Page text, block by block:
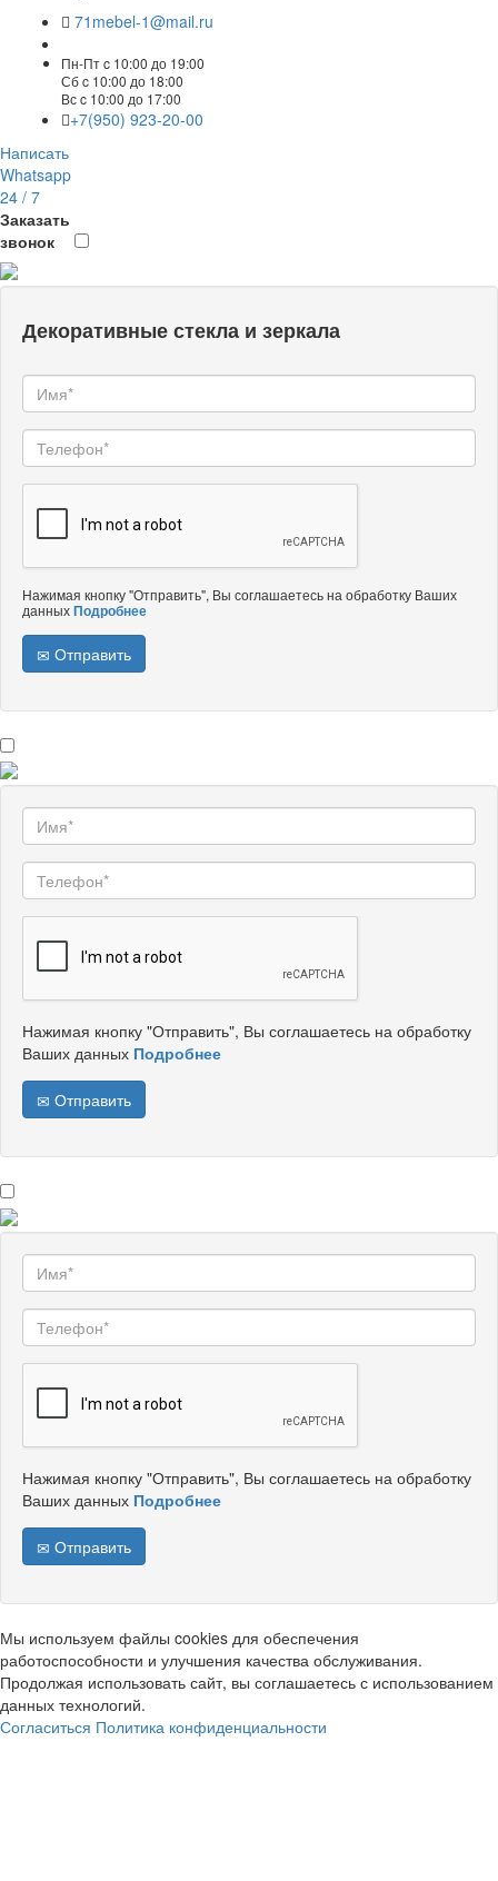
71mebel-1@mail.ru
Пн-Пт c 10:00 до 19:00
Сб c 10:00 до 18:00
Вс c 10:00 до 17:00
+7(950) 923-20-00
Написать
Whatsapp
24 / 7
Заказать
звонок
Декоративные стекла и зеркала
Нажимая кнопку "Отправить", Вы соглашаетесь на обработку Ваших
данныхПодробнее
Отправить
Нажимая кнопку "Отправить", Вы соглашаетесь на обработку
Ваших данных Подробнее
Отправить
Нажимая кнопку "Отправить", Вы соглашаетесь на обработку
Ваших данных Подробнее
Отправить
Мы используем файлы cookies для обеспечения
работоспособности и улучшения качества обслуживания.
Продолжая использовать сайт, вы соглашаетесь с использованием
данных технологий.
Согласиться Политика конфиденциальности